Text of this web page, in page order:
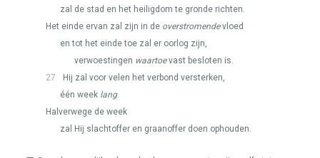
zal de stad en het heiligdom te gronde richten.
Het einde ervan zal zijn in de overstromendevloed
en tot het einde toe zal er oorlog zijn,
verwoestingen waartoevast besloten is.
27
Hij zal voor velen het verbond versterken,
één week lang.
Halverwege de week
zal Hij slachtoffer en graanoffer doen ophouden.